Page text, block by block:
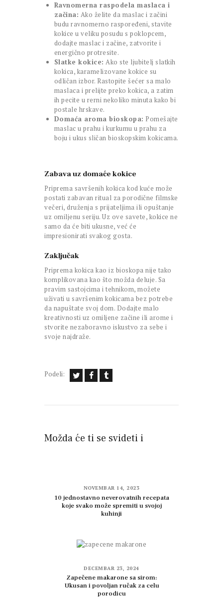
Ravnomerna raspodela maslaca i
začina: Ako želite da maslac i začini
budu ravnomerno raspoređeni, stavite
kokice u veliku posudu s poklopcem,
dodajte maslac i začine, zatvorite i
energično protresite.
Slatke kokice: Ako ste ljubitelj slatkih
kokica, karamelizovane kokice su
odličan izbor. Rastopite šećer sa malo
maslaca i prelijte preko kokica, a zatim
ih pecite u rerni nekoliko minuta kako bi
postale hrskave.
Domaća aroma bioskopa: Pomešajte
maslac u prahu i kurkumu u prahu za
boju i ukus sličan bioskopskim kokicama.
Zabava uz domaće kokice
Priprema savršenih kokica kod kuće može
postati zabavan ritual za porodične filmske
večeri, druženja s prijateljima ili opuštanje
uz omiljenu seriju. Uz ove savete, kokice ne
samo da će biti ukusne, već će
impresionirati svakog gosta.
Zaključak
Priprema kokica kao iz bioskopa nije tako
komplikovana kao što možda deluje. Sa
pravim sastojcima i tehnikom, možete
uživati u savršenim kokicama bez potrebe
da napuštate svoj dom. Dodajte malo
kreativnosti uz omiljene začine ili arome i
stvorite nezaboravno iskustvo za sebe i
svoje najdraže.
Podeli:
Možda će ti se svideti i
NOVEMBAR 14, 2023
10 jednostavno neverovatnih recepata
koje svako može spremiti u svojoj
kuhinji
DECEMBAR 23, 2024
Zapečene makarone sa sirom:
Ukusan i povoljan ručak za celu
porodicu